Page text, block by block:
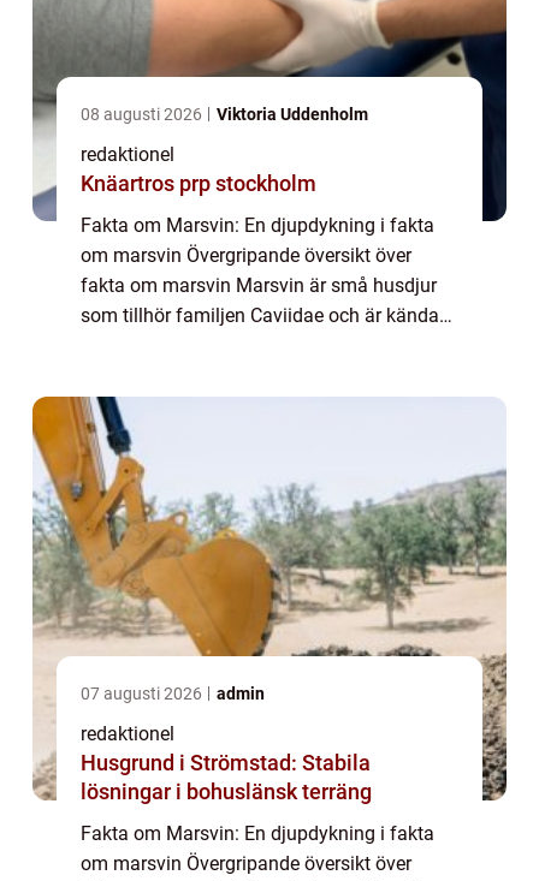
08 augusti 2026 Viktoria Uddenholm
redaktionel
Knäartros prp stockholm
Fakta om Marsvin: En djupdykning i fakta
om marsvin Övergripande översikt över
fakta om marsvin Marsvin är små husdjur
som tillhör familjen Caviidae och är kända
07 augusti 2026 admin
redaktionel
Husgrund i Strömstad: Stabila
lösningar i bohuslänsk terräng
Fakta om Marsvin: En djupdykning i fakta
om marsvin Övergripande översikt över